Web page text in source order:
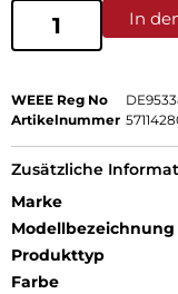
In
WEEE Reg No
Artikelnummer
Zusätzliche
Marke
Modellbezeichnung
Produkttyp
Farbe